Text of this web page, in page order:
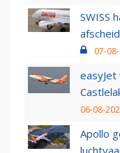
SWISS
07-
06-08-
Apollo